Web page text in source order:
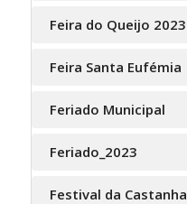
Feira do Queijo 2023
Feira Santa Eufémia
Feriado Municipal
Feriado_2023
Festival da Castanha